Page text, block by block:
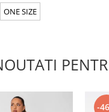
ONE SIZE
-